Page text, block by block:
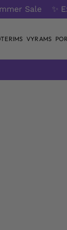
Sale ✨
VYRAMS